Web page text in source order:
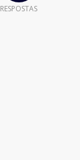
RESPOSTAS